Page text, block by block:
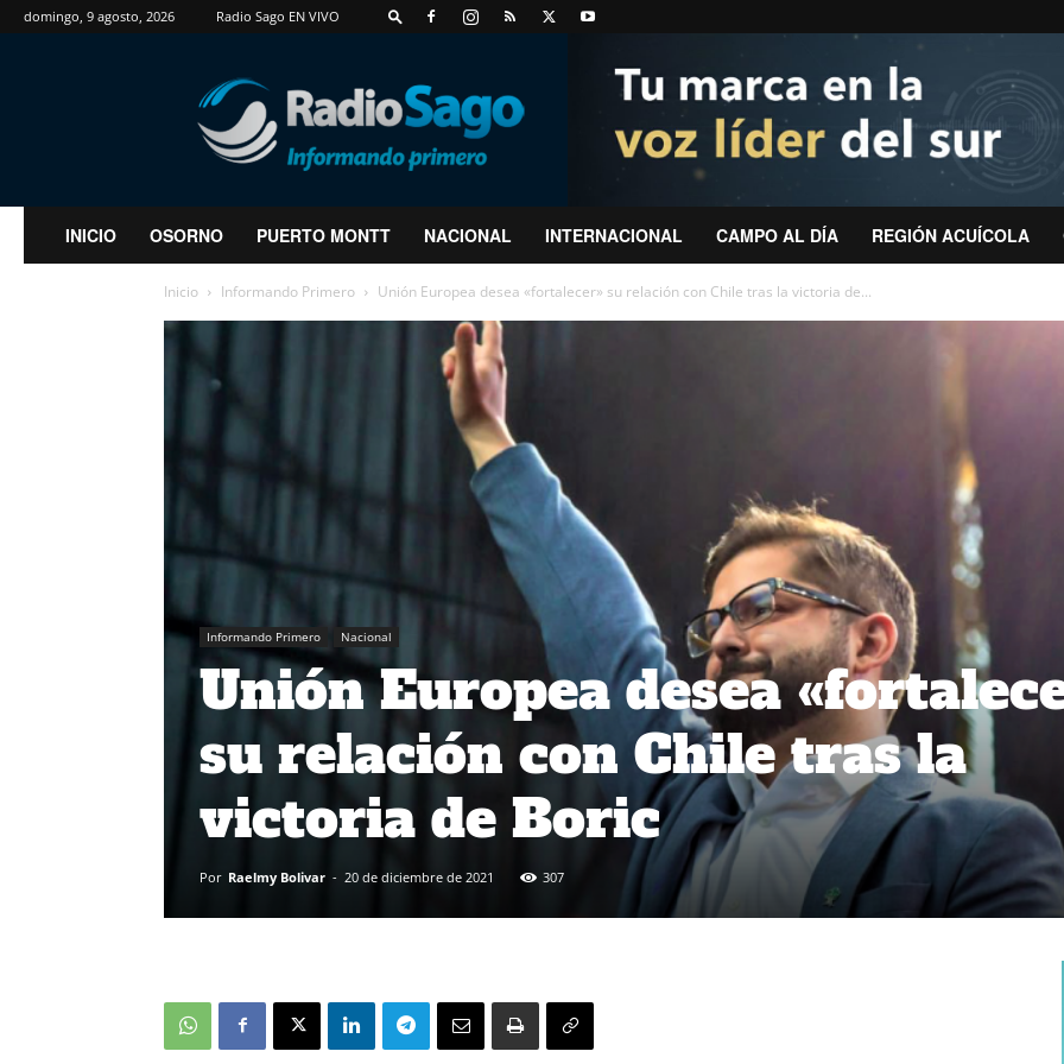
domingo, 9 agosto, 2026 Radio Sago EN VIVO
RadioSago
INICIO OSORNO PUERTO MONTT NACIONAL INTERNACIONAL CAMPO AL DÍA REGIÓN ACUÍCOLA
Inicio Informando Primero Unión Europea desea «fortalecer» su relación con Chile tras la victoria de...
Informando Primero Nacional
Unión Europea desea
su relación con Chile tras la
victoria de Boric
Por Raelmy Bolivar - 20 de diciembre de 2021 307